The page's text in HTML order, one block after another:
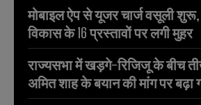
मोबाइल ऐप से यूजर चार्ज वसूली शुरू,
विकास के 16 प्रस्तावों पर लगी मुहर
राज्यसभा में खड़गे-रिजिजू के बीच
अमित शाह के बयान की मांग पर बढ़ा